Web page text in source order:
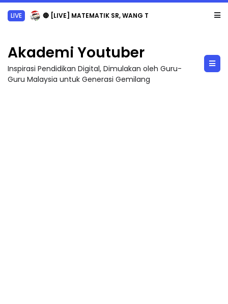
Sejarah Tingkatan 4
Akademi Youtuber
Inspirasi Pendidikan Digital, Dimulakan oleh Guru-
Guru Malaysia untuk Generasi Gemilang